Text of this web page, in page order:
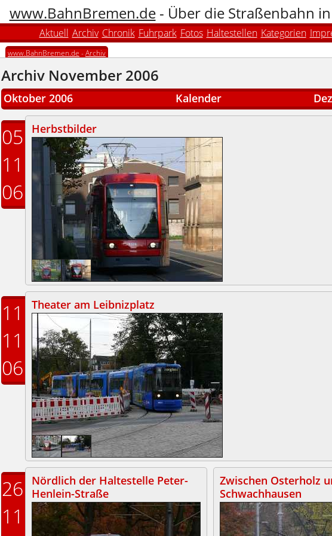
www.BahnBremen.de- Über die Straßenbahn
Aktuell Archiv Chronik Fuhrpark Fotos Haltestellen Kategorien
www.BahnBremen.de -Archiv
Archiv November 2006
Oktober 2006 Kalender
05
11
06
Herbstbilder
11
11
06
Theater am Leibnizplatz
26
11
Nördlich der Haltestelle Peter-
Henlein-Straße
Zwischen Osterholz
Schwachhausen